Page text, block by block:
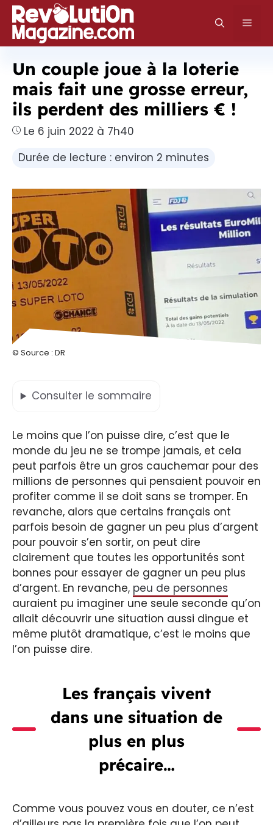
Aller
au
contenu
Un couple joue à la loterie
mais fait une grosse erreur,
ils perdent des milliers € !
Le 6 juin 2022 à 7h40
Durée de lecture : environ 2 minutes
© Source : DR
Consulter le sommaire
Le moins que l’on puisse dire, c’est que le
monde du jeu ne se trompe jamais, et cela
peut parfois être un gros cauchemar pour des
millions de personnes qui pensaient pouvoir en
profiter comme il se doit sans se tromper. En
revanche, alors que certains français ont
parfois besoin de gagner un peu plus d’argent
pour pouvoir s’en sortir, on peut dire
clairement que toutes les opportunités sont
bonnes pour essayer de gagner un peu plus
d’argent. En revanche, peu de personnes
auraient pu imaginer une seule seconde qu’on
allait découvrir une situation aussi dingue et
même plutôt dramatique, c’est le moins que
l’on puisse dire.
Les français vivent
dans une situation de
plus en plus
précaire…
Comme vous pouvez vous en douter, ce n’est